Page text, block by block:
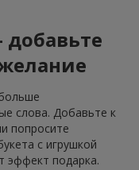
слова. Добавьте к
попросите
с игрушкой
эффект подарка.